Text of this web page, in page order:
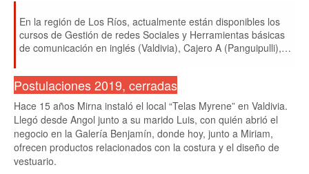
En la región de Los Ríos, actualmente están disponibles los
cursos de Gestión de redes Sociales y Herramientas básicas
de comunicación en inglés (Valdivia), Cajero A (Panguipulli), y
Postulaciones 2019, cerradas
Hace 15 años Mirna instaló el local “Telas Myrene” en Valdivia.
Llegó desde Angol junto a su marido Luis, con quién abrió el
negocio en la Galería Benjamín, donde hoy, junto a Miriam,
ofrecen productos relacionados con la costura y el diseño de
vestuario.